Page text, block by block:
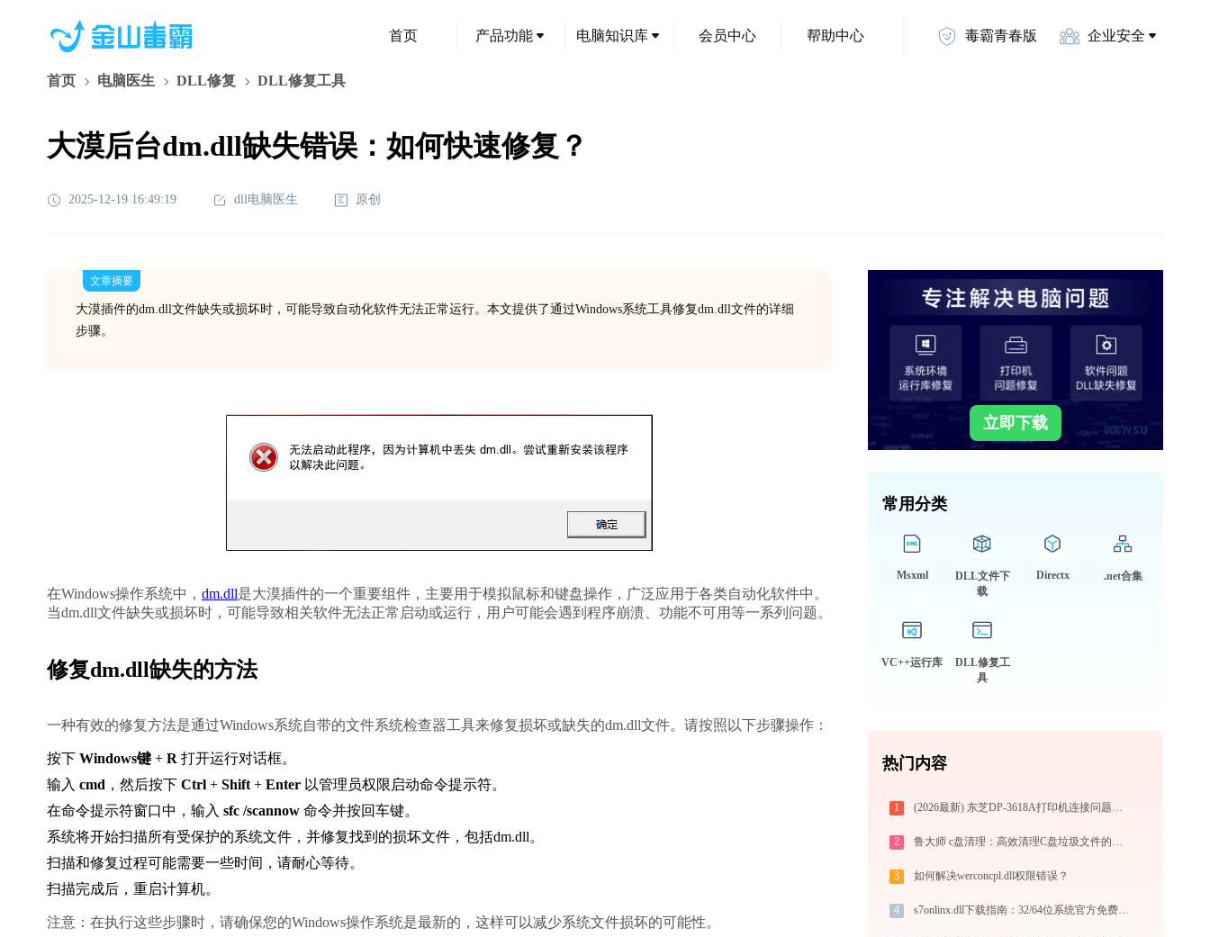
首页 产品功能 电脑知识库 会员中心 帮助中心 毒霸青春版 企业安全
首页 电脑医生 DLL修复 DLL修复工具
大漠后台dm.dll缺失错误：如何快速修复？
2025-12-19 16:49:19 dll电脑医生 原创
文章摘要
大漠插件的dm.dll文件缺失或损坏时，可能导致自动化软件无法正常运行。本文提供了通过Windows系统工具修复dm.dll文件的详细
步骤。
在Windows操作系统中， dm.dll是大漠插件的一个重要组件，主要用于模拟鼠标和键盘操作，广泛应用于各类自动化软件中。
当dm.dll文件缺失或损坏时，可能导致相关软件无法正常启动或运行，用户可能会遇到程序崩溃、功能不可用等一系列问题。
修复dm.dll缺失的方法
一种有效的修复方法是通过Windows系统自带的文件系统检查器工具来修复损坏或缺失的dm.dll文件。请按照以下步骤操作：
按下 Windows键 + R 打开运行对话框。
输入 cmd ，然后按下 Ctrl + Shift + Enter 以管理员权限启动命令提示符。
在命令提示符窗口中，输入 sfc /scannow 命令并按回车键。
系统将开始扫描所有受保护的系统文件，并修复找到的损坏文件，包括dm.dll。
扫描和修复过程可能需要一些时间，请耐心等待。
扫描完成后，重启计算机。
注意：在执行这些步骤时，请确保您的Windows操作系统是最新的，这样可以减少系统文件损坏的可能性。
立即下载
常用分类
Msxml
DLL文件下
载
Directx .net合集
VC++运行库
DLL修复工
具
热门内容
1 (2026最新) 东芝DP-3618A打印机连接问题如何解决？-金山毒霸
2 鲁大师 c盘清理：高效清理C盘垃圾文件的技巧
3 如何解决werconcpl.dll权限错误？
4 s7onlinx.dll下载指南：32/64位系统官方免费版获取与安装教程